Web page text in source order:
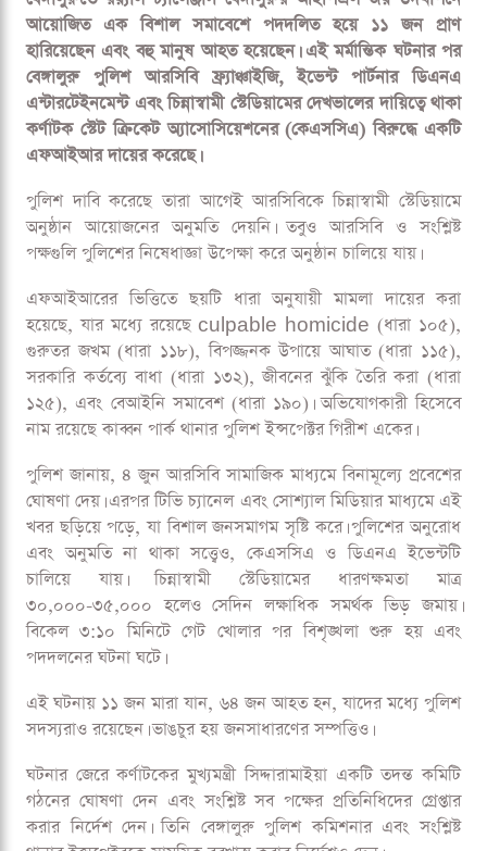
আয়োজিত এক বিশাল সমাবেশে পদদলিত হয়ে ১১ জন প্রাণ
হারিয়েছেন এবং বহু মানুষ আহত হয়েছেন। এই মর্মান্তিক ঘটনার পর
বেঙ্গালুরু পুলিশ আরসিবি ফ্র্যাঞ্চাইজি, ইভেন্ট পার্টনার ডিএনএ
এন্টারটেইনমেন্ট এবং চিন্নাস্বামী স্টেডিয়ামের দেখভালের দায়িত্বে থাকা
কর্ণাটক স্টেট ক্রিকেট অ্যাসোসিয়েশনের (কেএসসিএ) বিরুদ্ধে একটি
এফআইআর দায়ের করেছে।
পুলিশ দাবি করেছে তারা আগেই আরসিবিকে চিন্নাস্বামী স্টেডিয়ামে
অনুষ্ঠান আয়োজনের অনুমতি দেয়নি। তবুও আরসিবি ও সংশ্লিষ্ট
পক্ষগুলি পুলিশের নিষেধাজ্ঞা উপেক্ষা করে অনুষ্ঠান চালিয়ে যায়।
এফআইআরের ভিত্তিতে ছয়টি ধারা অনুযায়ী মামলা দায়ের করা
হয়েছে, যার মধ্যে রয়েছে culpable homicide (ধারা ১০৫),
গুরুতর জখম (ধারা ১১৮), বিপজ্জনক উপায়ে আঘাত (ধারা ১১৫),
সরকারি কর্তব্যে বাধা (ধারা ১৩২), জীবনের ঝুঁকি তৈরি করা (ধারা
১২৫), এবং বেআইনি সমাবেশ (ধারা ১৯০)। অভিযোগকারী হিসেবে
নাম রয়েছে কাব্বন পার্ক থানার পুলিশ ইন্সপেক্টর গিরীশ একের।
পুলিশ জানায়, ৪ জুন আরসিবি সামাজিক মাধ্যমে বিনামূল্যে প্রবেশের
ঘোষণা দেয়। এরপর টিভি চ্যানেল এবং সোশ্যাল মিডিয়ার মাধ্যমে এই
খবর ছড়িয়ে পড়ে, যা বিশাল জনসমাগম সৃষ্টি করে। পুলিশের অনুরোধ
এবং অনুমতি না থাকা সত্ত্বেও, কেএসসিএ ও ডিএনএ ইভেন্টটি
চালিয়ে যায়। চিন্নাস্বামী স্টেডিয়ামের ধারণক্ষমতা মাত্র
৩০,০০০-৩৫,০০০ হলেও সেদিন লক্ষাধিক সমর্থক ভিড় জমায়।
বিকেল ৩:১০ মিনিটে গেট খোলার পর বিশৃঙ্খলা শুরু হয় এবং
পদদলনের ঘটনা ঘটে।
এই ঘটনায় ১১ জন মারা যান, ৬৪ জন আহত হন, যাদের মধ্যে পুলিশ
সদস্যরাও রয়েছেন। ভাঙচুর হয় জনসাধারণের সম্পত্তিও।
ঘটনার জেরে কর্ণাটকের মুখ্যমন্ত্রী সিদ্দারামাইয়া একটি তদন্ত কমিটি
গঠনের ঘোষণা দেন এবং সংশ্লিষ্ট সব পক্ষের প্রতিনিধিদের গ্রেপ্তার
করার নির্দেশ দেন। তিনি বেঙ্গালুরু পুলিশ কমিশনার এবং সংশ্লিষ্ট